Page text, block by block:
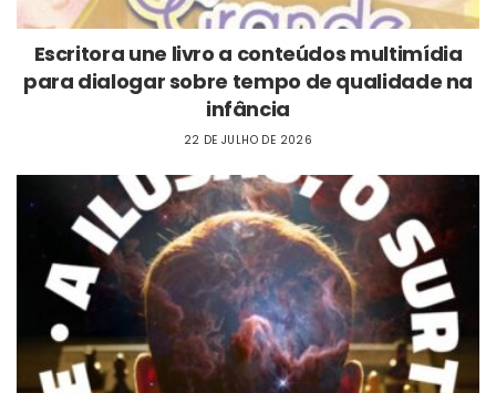
Escritora une livro a conteúdos multimídia
para dialogar sobre tempo de qualidade na
infância
22 DE JULHO DE 2026